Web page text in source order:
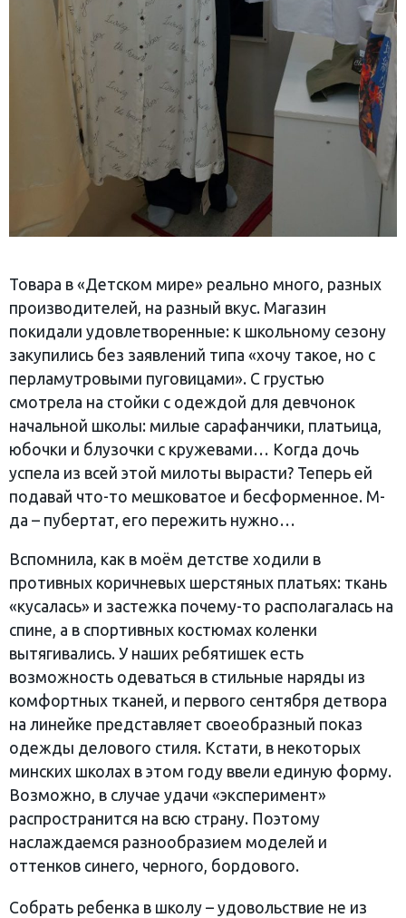
Товара в «Детском мире» реально много, разных
производителей, на разный вкус. Магазин
покидали удовлетворенные: к школьному сезону
закупились без заявлений типа «хочу такое, но с
перламутровыми пуговицами». С грустью
смотрела на стойки с одеждой для девчонок
начальной школы: милые сарафанчики, платьица,
юбочки и блузочки с кружевами… Когда дочь
успела из всей этой милоты вырасти? Теперь ей
подавай что-то мешковатое и бесформенное. М-
да – пубертат, его пережить нужно…
Вспомнила, как в моём детстве ходили в
противных коричневых шерстяных платьях: ткань
«кусалась» и застежка почему-то располагалась на
спине, а в спортивных костюмах коленки
вытягивались. У наших ребятишек есть
возможность одеваться в стильные наряды из
комфортных тканей, и первого сентября детвора
на линейке представляет своеобразный показ
одежды делового стиля. Кстати, в некоторых
минских школах в этом году ввели единую форму.
Возможно, в случае удачи «эксперимент»
распространится на всю страну. Поэтому
наслаждаемся разнообразием моделей и
оттенков синего, черного, бордового.
Собрать ребенка в школу – удовольствие не из